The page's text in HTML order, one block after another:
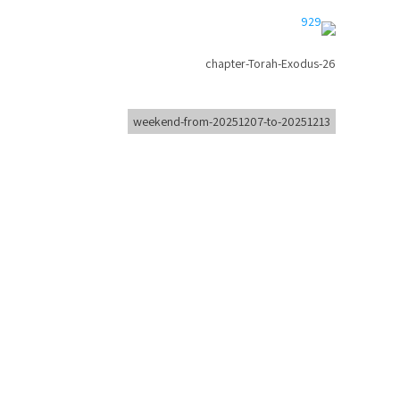
chapter-Torah-Exodus-26
weekend-from-20251207-to-20251213